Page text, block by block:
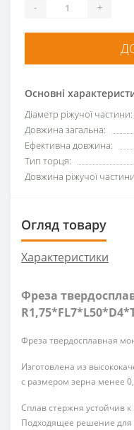
Основні
Діаметр ріжучої частини:
Довжина загальна:
Ефективна довжина:
Тип торця:
Довжина ріжучої
- +
Огляд товару
Характеристики
Фреза
Фреза твердосплавная
Изготовлена из
с размером зерна менее
Сплав стержня устойчив
Подходящее решение для